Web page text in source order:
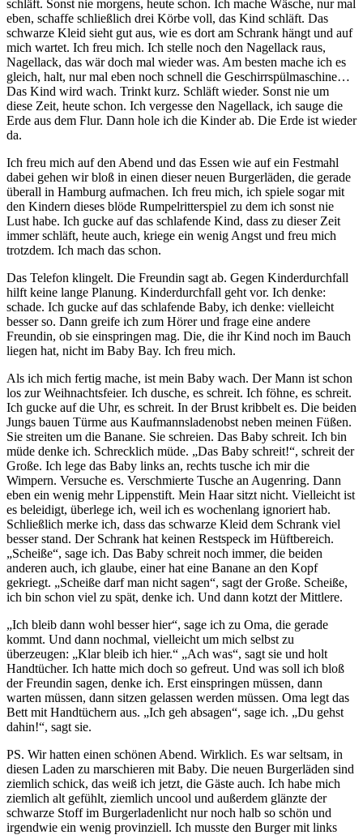
schläft. Sonst nie morgens, heute schon. Ich mache Wäsche, nur mal
eben, schaffe schließlich drei Körbe voll, das Kind schläft. Das
schwarze Kleid sieht gut aus, wie es dort am Schrank hängt und auf
mich wartet. Ich freu mich. Ich stelle noch den Nagellack raus,
Nagellack, das wär doch mal wieder was. Am besten mache ich es
gleich, halt, nur mal eben noch schnell die Geschirrspülmaschine…
Das Kind wird wach. Trinkt kurz. Schläft wieder. Sonst nie um
diese Zeit, heute schon. Ich vergesse den Nagellack, ich sauge die
Erde aus dem Flur. Dann hole ich die Kinder ab. Die Erde ist wieder
da.
Ich freu mich auf den Abend und das Essen wie auf ein Festmahl
dabei gehen wir bloß in einen dieser neuen Burgerläden, die gerade
überall in Hamburg aufmachen. Ich freu mich, ich spiele sogar mit
den Kindern dieses blöde Rumpelritterspiel zu dem ich sonst nie
Lust habe. Ich gucke auf das schlafende Kind, dass zu dieser Zeit
immer schläft, heute auch, kriege ein wenig Angst und freu mich
trotzdem. Ich mach das schon.
Das Telefon klingelt. Die Freundin sagt ab. Gegen Kinderdurchfall
hilft keine lange Planung. Kinderdurchfall geht vor. Ich denke:
schade. Ich gucke auf das schlafende Baby, ich denke: vielleicht
besser so. Dann greife ich zum Hörer und frage eine andere
Freundin, ob sie einspringen mag. Die, die ihr Kind noch im Bauch
liegen hat, nicht im Baby Bay. Ich freu mich.
Als ich mich fertig mache, ist mein Baby wach. Der Mann ist schon
los zur Weihnachtsfeier. Ich dusche, es schreit. Ich föhne, es schreit.
Ich gucke auf die Uhr, es schreit. In der Brust kribbelt es. Die beiden
Jungs bauen Türme aus Kaufmannsladenobst neben meinen Füßen.
Sie streiten um die Banane. Sie schreien. Das Baby schreit. Ich bin
müde denke ich. Schrecklich müde. „Das Baby schreit!“, schreit der
Große. Ich lege das Baby links an, rechts tusche ich mir die
Wimpern. Versuche es. Verschmierte Tusche an Augenring. Dann
eben ein wenig mehr Lippenstift. Mein Haar sitzt nicht. Vielleicht ist
es beleidigt, überlege ich, weil ich es wochenlang ignoriert hab.
Schließlich merke ich, dass das schwarze Kleid dem Schrank viel
besser stand. Der Schrank hat keinen Restspeck im Hüftbereich.
„Scheiße“, sage ich. Das Baby schreit noch immer, die beiden
anderen auch, ich glaube, einer hat eine Banane an den Kopf
gekriegt. „Scheiße darf man nicht sagen“, sagt der Große. Scheiße,
ich bin schon viel zu spät, denke ich. Und dann kotzt der Mittlere.
„Ich bleib dann wohl besser hier“, sage ich zu Oma, die gerade
kommt. Und dann nochmal, vielleicht um mich selbst zu
überzeugen: „Klar bleib ich hier.“ „Ach was“, sagt sie und holt
Handtücher. Ich hatte mich doch so gefreut. Und was soll ich bloß
der Freundin sagen, denke ich. Erst einspringen müssen, dann
warten müssen, dann sitzen gelassen werden müssen. Oma legt das
Bett mit Handtüchern aus. „Ich geh absagen“, sage ich. „Du gehst
dahin!“, sagt sie.
PS. Wir hatten einen schönen Abend. Wirklich. Es war seltsam, in
diesen Laden zu marschieren mit Baby. Die neuen Burgerläden sind
ziemlich schick, das weiß ich jetzt, die Gäste auch. Ich habe mich
ziemlich alt gefühlt, ziemlich uncool und außerdem glänzte der
schwarze Stoff im Burgerladenlicht nur noch halb so schön und
irgendwie ein wenig provinziell. Ich musste den Burger mit links